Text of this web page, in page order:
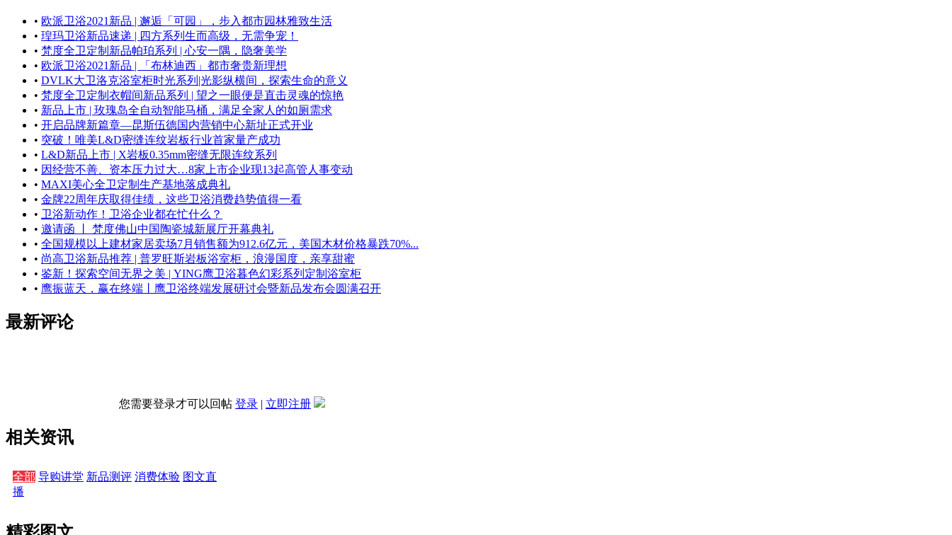
• 欧派卫浴2021新品 | 邂逅「可园」，步入都市园林雅致生活
• 瑝玛卫浴新品速递 | 四方系列生而高级，无需争宠！
• 梵度全卫定制新品帕珀系列 | 心安一隅，隐奢美学
• 欧派卫浴2021新品 | 「布林迪西」都市奢贵新理想
• DVLK大卫洛克浴室柜时光系列|光影纵横间，探索生命的意义
• 梵度全卫定制衣帽间新品系列 | 望之一眼便是直击灵魂的惊艳
• 新品上市 | 玫瑰岛全自动智能马桶，满足全家人的如厕需求
• 开启品牌新篇章—昆斯伍德国内营销中心新址正式开业
• 突破！唯美L&D密缝连纹岩板行业首家量产成功
• L&D新品上市 | X岩板0.35mm密缝无限连纹系列
• 因经营不善、资本压力过大…8家上市企业现13起高管人事变动
• MAXI美心全卫定制生产基地落成典礼
• 金牌22周年庆取得佳绩，这些卫浴消费趋势值得一看
• 卫浴新动作！卫浴企业都在忙什么？
• 邀请函 丨 梵度佛山中国陶瓷城新展厅开幕典礼
• 全国规模以上建材家居卖场7月销售额为912.6亿元，美国木材价格暴跌70%...
• 尚高卫浴新品推荐 | 普罗旺斯岩板浴室柜，浪漫国度，亲享甜蜜
• 鉴新！探索空间无界之美 | YING鹰卫浴暮色幻彩系列定制浴室柜
• 鹰振蓝天，赢在终端丨鹰卫浴终端发展研讨会暨新品发布会圆满召开
最新评论
您需要登录才可以回帖 登录 | 立即注册
相关资讯
全部 导购讲堂 新品测评 消费体验 图文直
播